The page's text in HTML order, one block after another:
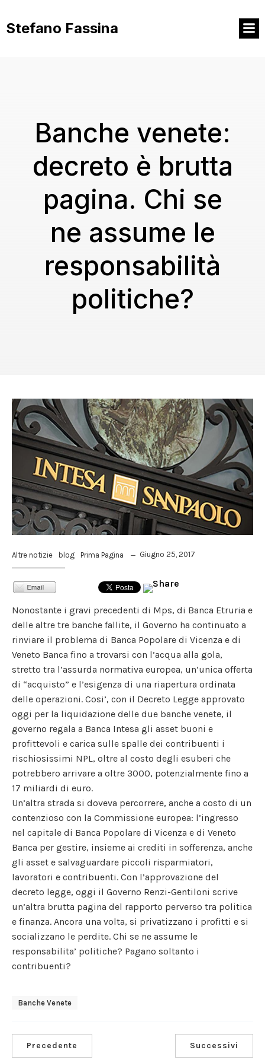
contenuto
Stefano Fassina
Banche venete:
decreto è brutta
pagina. Chi se
ne assume le
responsabilità
politiche?
Altre notizie blog Prima Pagina Giugno 25, 2017
Nonostante i gravi precedenti di Mps, di Banca Etruria e
delle altre tre banche fallite, il Governo ha continuato a
rinviare il problema di Banca Popolare di Vicenza e di
Veneto Banca fino a trovarsi con l’acqua alla gola,
stretto tra l’assurda normativa europea, un’unica offerta
di “acquisto” e l’esigenza di una riapertura ordinata
delle operazioni. Cosi’, con il Decreto Legge approvato
oggi per la liquidazione delle due banche venete, il
governo regala a Banca Intesa gli asset buoni e
profittevoli e carica sulle spalle dei contribuenti i
rischiosissimi NPL, oltre al costo degli esuberi che
potrebbero arrivare a oltre 3000, potenzialmente fino a
17 miliardi di euro.
Un’altra strada si doveva percorrere, anche a costo di un
contenzioso con la Commissione europea: l’ingresso
nel capitale di Banca Popolare di Vicenza e di Veneto
Banca per gestire, insieme ai crediti in sofferenza, anche
gli asset e salvaguardare piccoli risparmiatori,
lavoratori e contribuenti. Con l’approvazione del
decreto legge, oggi il Governo Renzi-Gentiloni scrive
un’altra brutta pagina del rapporto perverso tra politica
e finanza. Ancora una volta, si privatizzano i profitti e si
socializzano le perdite. Chi se ne assume le
responsabilita’ politiche? Pagano soltanto i
contribuenti?
Banche Venete
Precedente Successivi